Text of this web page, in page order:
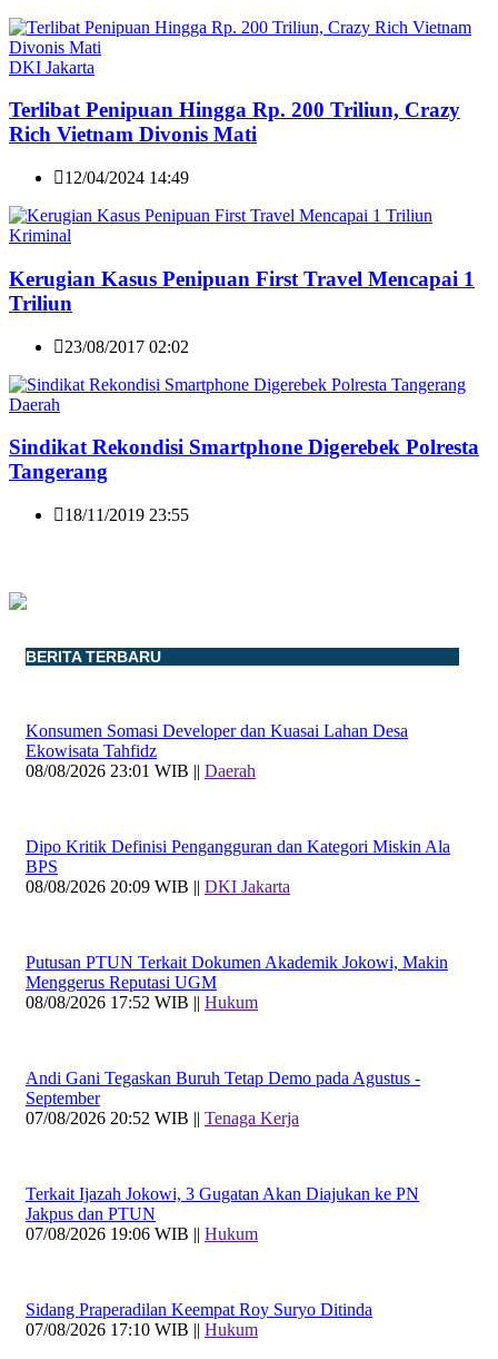
DKI Jakarta
Terlibat Penipuan Hingga Rp. 200 Triliun, Crazy
Rich Vietnam Divonis Mati
12/04/2024 14:49
Kriminal
Kerugian Kasus Penipuan First Travel Mencapai 1
Triliun
23/08/2017 02:02
Daerah
Sindikat Rekondisi Smartphone Digerebek Polresta
Tangerang
18/11/2019 23:55
BERITA TERBARU
Konsumen Somasi Developer dan Kuasai Lahan Desa
Ekowisata Tahfidz
08/08/2026 23:01 WIB || Daerah
Dipo Kritik Definisi Pengangguran dan Kategori Miskin Ala
BPS
08/08/2026 20:09 WIB || DKI Jakarta
Putusan PTUN Terkait Dokumen Akademik Jokowi, Makin
Menggerus Reputasi UGM
08/08/2026 17:52 WIB || Hukum
Andi Gani Tegaskan Buruh Tetap Demo pada Agustus -
September
07/08/2026 20:52 WIB || Tenaga Kerja
Terkait Ijazah Jokowi, 3 Gugatan Akan Diajukan ke PN
Jakpus dan PTUN
07/08/2026 19:06 WIB || Hukum
Sidang Praperadilan Keempat Roy Suryo Ditinda
07/08/2026 17:10 WIB || Hukum